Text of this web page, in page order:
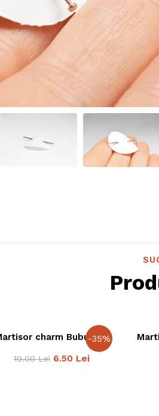
-35%
charm Buburuza
10.00 Lei 6.50 Lei